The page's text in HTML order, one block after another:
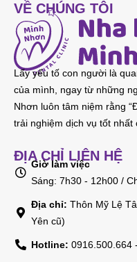
VỀ CHÚNG TÔI
Lấy yếu tố con người là
của mình, ngay từ những
Nhơn luôn tâm niệm rằng
trải nghiệm dịch vụ tốt nhất
ĐỊA CHỈ LIÊN HỆ
Giờ làm việc
Sáng: 7h30 - 12h00 /
Địa chỉ: Thôn Mỹ Lệ
Yên cũ)
Hotline: 0916.500.664